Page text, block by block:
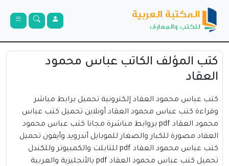
كتب المؤلف الكاتب عباس محمود
العقاد
كتب عباس محمود العقاد إلكترونية تحميل برابط مباشر
وقراءة كتب عباس محمود العقاد أونلاين تحميل كتب عباس
محمود العقاد pdf بروابط مباشرة مجانا كتب عباس محمود
العقاد مصورة للكبار والصغار للموبايل أندرويد وأيفون تحميل
كتب عباس محمود العقاد pdf للتابلت والكمبيوتر وللكندل
تحميل كتب عباس محمود العقاد pdf بالأنجليزية والعربية